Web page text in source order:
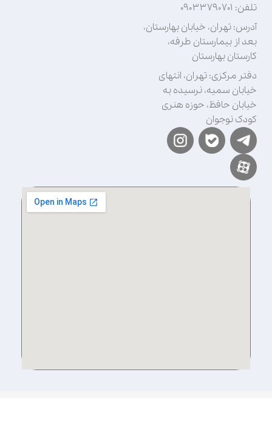
تلفن: ۰۹۰۳۳۷۹۰۷۰۱
آدرس: تهران، خیابان بهارستان،
بعد از بیمارستان طرفه،
کارستان بهارستان
دفتر مرکزی: تهران، انتهای
خیابان سمیه، نرسیده به
خیابان حافظ، حوزه هنری
کودک نوجوان